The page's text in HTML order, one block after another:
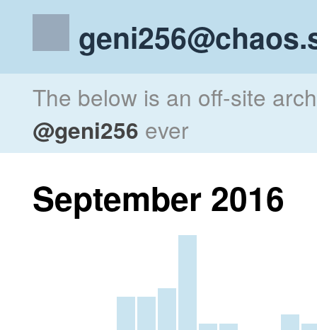
The below is an off-site
@geni256 ever
September 2016